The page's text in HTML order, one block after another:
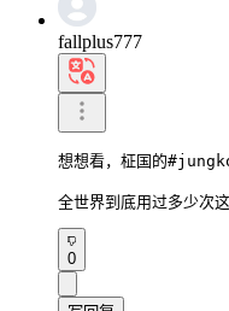
fallplus777
想想看，柾国的
全世界到底用过多少次
0